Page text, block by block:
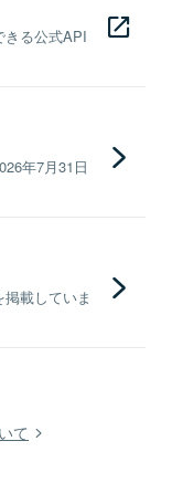
きる公式API
年7月31日
載していま
て